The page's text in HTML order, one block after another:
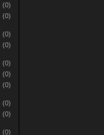
(0)
(0)
(0)
(0)
(0)
(0)
(0)
(0)
(0)
(0)